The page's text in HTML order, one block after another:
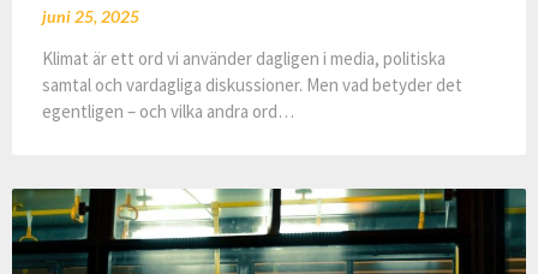
juni 25, 2025
Klimat är ett ord vi använder dagligen i media, politiska
samtal och vardagliga diskussioner. Men vad betyder det
egentligen – och vilka andra ord…